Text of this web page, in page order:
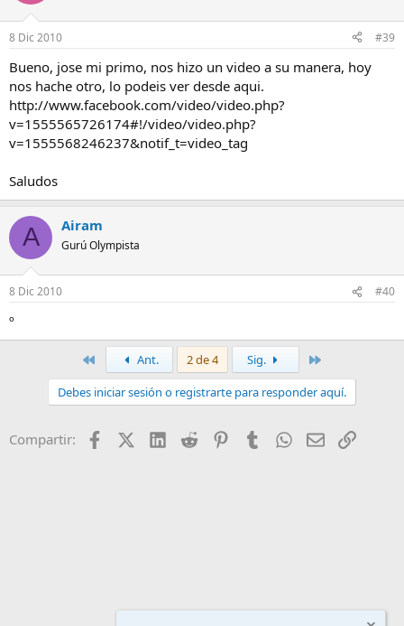
8 Dic 2010 #39
Bueno, jose mi primo, nos hizo un video a su manera, hoy
nos hache otro, lo podeis ver desde aqui.
http://www.facebook.com/video/video.php?
v=1555565726174#!/video/video.php?
v=1555568246237&notif_t=video_tag
Saludos
A Airam
Gurú Olympista
8 Dic 2010 #40
º
PrimeroAnt. 2 de 4 Sig.
Debes iniciar sesión o registrarte para responder aquí.
Compartir: FacebookX (Twitter)
LinkedIn
Reddit PinterestTumblr WhatsApp
EmailEnlace